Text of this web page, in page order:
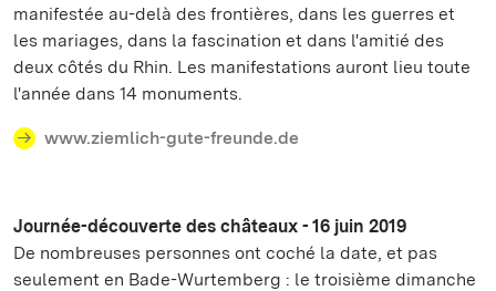
manifestée au-delà des frontières, dans les guerres et
les mariages, dans la fascination et dans l'amitié des
deux côtés du Rhin. Les manifestations auront lieu toute
l'année dans 14 monuments.
www.ziemlich-gute-freunde.de
Journée-découverte des châteaux - 16 juin 2019
De nombreuses personnes ont coché la date, et pas
seulement en Bade-Wurtemberg : le troisième dimanche